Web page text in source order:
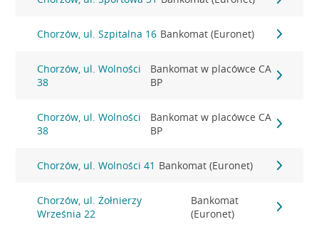
Chorzów, ul. Szpitalna 16 Bankomat (Euronet)
Chorzów, ul. Wolności
38
Bankomat w placówce CA
BP
Chorzów, ul. Wolności
38
Bankomat w placówce CA
BP
Chorzów, ul. Wolności 41 Bankomat (Euronet)
Chorzów, ul. Żołnierzy
Września 22
Bankomat
(Euronet)